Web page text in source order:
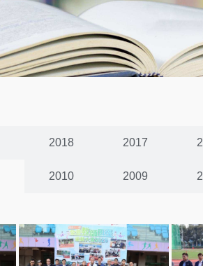
2018 2017
2010 2009